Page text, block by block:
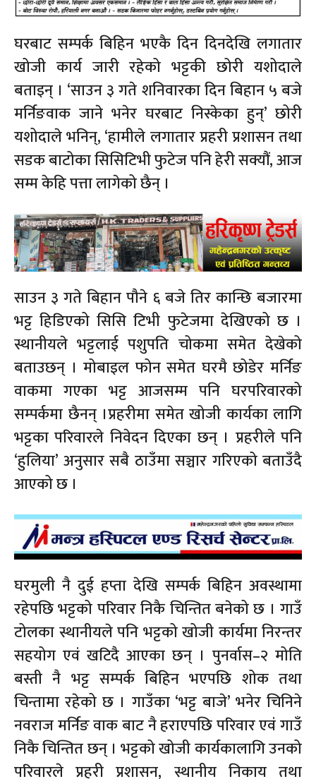
घरबाट सम्पर्क बिहिन भएकै दिन दिनदेखि लगातार
खोजी कार्य जारी रहेको भट्टकी छोरी यशोदाले
बताइन् । ‘साउन ३ गते शनिवारका दिन बिहान ५ बजे
मर्निङवाक जाने भनेर घरबाट निस्केका हुन्’ छोरी
यशोदाले भनिन्, ‘हामीले लगातार प्रहरी प्रशासन तथा
सडक बाटोका सिसिटिभी फुटेज पनि हेरी सक्यौं, आज
सम्म केहि पत्ता लागेको छैन् ।
साउन ३ गते बिहान पौने ६ बजे तिर कान्छि बजारमा
भट्ट हिडिएको सिसि टिभी फुटेजमा देखिएको छ ।
स्थानीयले भट्टलाई पशुपति चोकमा समेत देखेको
बताउछन् । मोबाइल फोन समेत घरमै छोडेर मर्निङ
वाकमा गएका भट्ट आजसम्म पनि घरपरिवारको
सम्पर्कमा छैनन् ।प्रहरीमा समेत खोजी कार्यका लागि
भट्टका परिवारले निवेदन दिएका छन् । प्रहरीले पनि
‘हुलिया’ अनुसार सबै ठाउँमा सञ्चार गरिएको बताउँदै
आएको छ ।
घरमुली नै दुई हप्ता देखि सम्पर्क बिहिन अवस्थामा
रहेपछि भट्टको परिवार निकै चिन्तित बनेको छ । गाउँ
टोलका स्थानीयले पनि भट्टको खोजी कार्यमा निरन्तर
सहयोग एवं खटिदै आएका छन् । पुनर्वास–२ मोति
बस्ती नै भट्ट सम्पर्क बिहिन भएपछि शोक तथा
चिन्तामा रहेको छ । गाउँका ‘भट्ट बाजे’ भनेर चिनिने
नवराज मर्निङ वाक बाट नै हराएपछि परिवार एवं गाउँ
निकै चिन्तित छन् । भट्टको खोजी कार्यकालागि उनको
परिवारले प्रहरी प्रशासन, स्थानीय निकाय तथा